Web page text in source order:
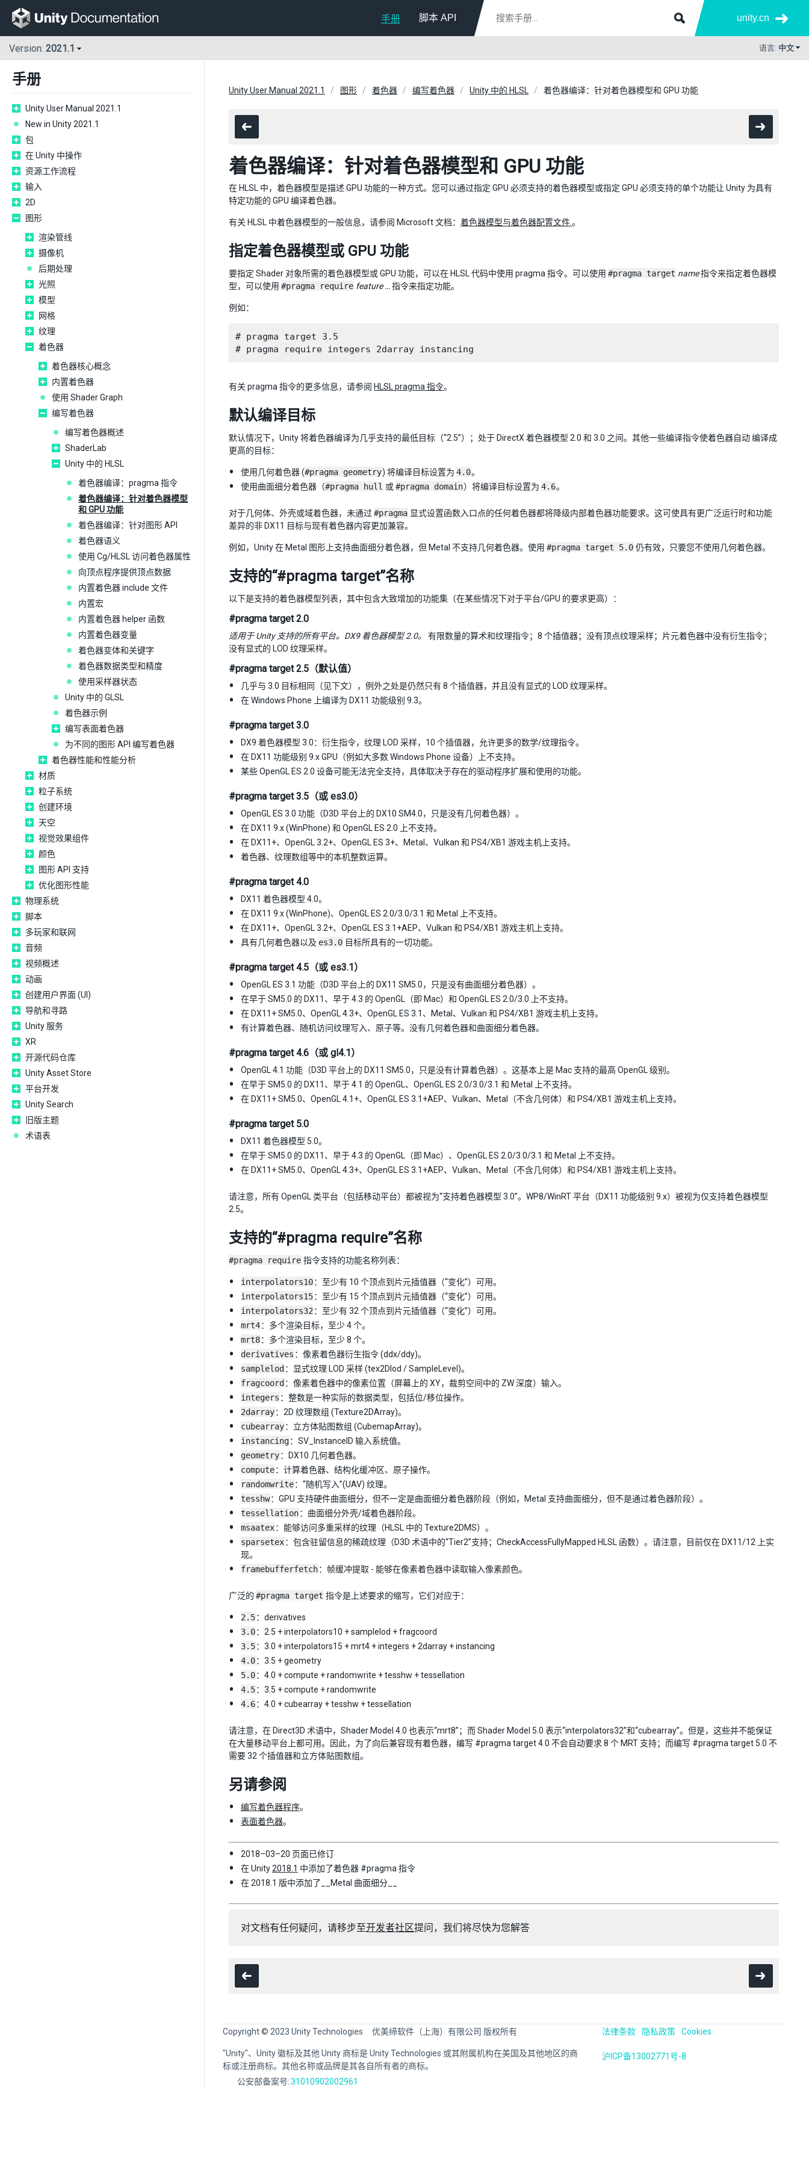
手册 脚本 API unity.cn
Version: 2021.1 语言: 中文
手册
Unity User Manual 2021.1
New in Unity 2021.1
包
在 Unity 中操作
资源工作流程
输入
2D
图形
渲染管线
摄像机
后期处理
光照
模型
网格
纹理
着色器
着色器核心概念
内置着色器
使用 Shader Graph
编写着色器
编写着色器概述
ShaderLab
Unity 中的 HLSL
着色器编译：pragma 指令
着色器编译：针对着色器模型
和 GPU 功能
着色器编译：针对图形 API
着色器语义
使用 Cg/HLSL 访问着色器属性
向顶点程序提供顶点数据
内置着色器 include 文件
内置宏
内置着色器 helper 函数
内置着色器变量
着色器变体和关键字
着色器数据类型和精度
使用采样器状态
Unity 中的 GLSL
着色器示例
编写表面着色器
为不同的图形 API 编写着色器
着色器性能和性能分析
材质
粒子系统
创建环境
天空
视觉效果组件
颜色
图形 API 支持
优化图形性能
物理系统
脚本
多玩家和联网
音频
视频概述
动画
创建用户界面 (UI)
导航和寻路
Unity 服务
XR
开源代码仓库
Unity Asset Store
平台开发
Unity Search
旧版主题
术语表
Unity User Manual 2021.1 图形 着色器 编写着色器 Unity 中的 HLSL 着色器编译：针对着色器模型和 GPU 功能
着色器编译：针对着色器模型和 GPU 功能
在 HLSL 中，着色器模型是描述 GPU 功能的一种方式。您可以通过指定 GPU 必须支持的着色器模型或指定 GPU 必须支持的单个功能让 Unity 为具有
特定功能的 GPU 编译着色器。
有关 HLSL 中着色器模型的一般信息，请参阅 Microsoft 文档： 着色器模型与着色器配置文件。
指定着色器模型或 GPU 功能
要指定 Shader 对象所需的着色器模型或 GPU 功能，可以在 HLSL 代码中使用 pragma 指令。可以使用 #pragma target name指令来指定着色器模
型，可以使用 #pragma require feature …指令来指定功能。
例如：
# pragma target 3.5
有关 pragma 指令的更多信息，请参阅 HLSL pragma 指令。
默认编译目标
默认情况下，Unity 将着色器编译为几乎支持的最低目标（“2.5”）；处于 DirectX 着色器模型 2.0 和 3.0 之间。其他一些编译指令使着色器自动 编译成
更高的目标：
使用几何着色器 (#pragma geometry) 将编译目标设置为 4.0。
使用曲面细分着色器（#pragma hull 或#pragma domain）将编译目标设置为 4.6。
对于几何体、外壳或域着色器，未通过 #pragma 显式设置函数入口点的任何着色器都将降级内部着色器功能要求。这可使具有更广泛运行时和功能
差异的非 DX11 目标与现有着色器内容更加兼容。
例如，Unity 在 Metal 图形上支持曲面细分着色器，但 Metal 不支持几何着色器。使用 #pragma target 5.0 仍有效，只要您不使用几何着色器。
支持的“#pragma target”名称
以下是支持的着色器模型列表，其中包含大致增加的功能集（在某些情况下对于平台/GPU 的要求更高）：
#pragma target 2.0
适用于 Unity 支持的所有平台。DX9 着色器模型 2.0。 有限数量的算术和纹理指令；8 个插值器；没有顶点纹理采样；片元着色器中没有衍生指令；
没有显式的 LOD 纹理采样。
#pragma target 2.5（默认值）
几乎与 3.0 目标相同（见下文），例外之处是仍然只有 8 个插值器，并且没有显式的 LOD 纹理采样。
在 Windows Phone 上编译为 DX11 功能级别 9.3。
#pragma target 3.0
DX9 着色器模型 3.0：衍生指令，纹理 LOD 采样，10 个插值器，允许更多的数学/纹理指令。
在 DX11 功能级别 9.x GPU（例如大多数 Windows Phone 设备）上不支持。
某些 OpenGL ES 2.0 设备可能无法完全支持，具体取决于存在的驱动程序扩展和使用的功能。
#pragma target 3.5（或 es3.0）
OpenGL ES 3.0 功能（D3D 平台上的 DX10 SM4.0，只是没有几何着色器）。
在 DX11 9.x (WinPhone) 和 OpenGL ES 2.0 上不支持。
在 DX11+、OpenGL 3.2+、OpenGL ES 3+、Metal、Vulkan 和 PS4/XB1 游戏主机上支持。
着色器、纹理数组等中的本机整数运算。
#pragma target 4.0
DX11 着色器模型 4.0。
在 DX11 9.x (WinPhone)、OpenGL ES 2.0/3.0/3.1 和 Metal 上不支持。
在 DX11+、OpenGL 3.2+、OpenGL ES 3.1+AEP、Vulkan 和 PS4/XB1 游戏主机上支持。
具有几何着色器以及 es3.0 目标所具有的一切功能。
#pragma target 4.5（或 es3.1）
OpenGL ES 3.1 功能（D3D 平台上的 DX11 SM5.0，只是没有曲面细分着色器）。
在早于 SM5.0 的 DX11、早于 4.3 的 OpenGL（即 Mac）和 OpenGL ES 2.0/3.0 上不支持。
在 DX11+ SM5.0、OpenGL 4.3+、OpenGL ES 3.1、Metal、Vulkan 和 PS4/XB1 游戏主机上支持。
有计算着色器、随机访问纹理写入、原子等。没有几何着色器和曲面细分着色器。
#pragma target 4.6（或 gl4.1）
OpenGL 4.1 功能（D3D 平台上的 DX11 SM5.0，只是没有计算着色器）。这基本上是 Mac 支持的最高 OpenGL 级别。
在早于 SM5.0 的 DX11、早于 4.1 的 OpenGL、OpenGL ES 2.0/3.0/3.1 和 Metal 上不支持。
在 DX11+ SM5.0、OpenGL 4.1+、OpenGL ES 3.1+AEP、Vulkan、Metal（不含几何体）和 PS4/XB1 游戏主机上支持。
#pragma target 5.0
DX11 着色器模型 5.0。
在早于 SM5.0 的 DX11、早于 4.3 的 OpenGL（即 Mac）、OpenGL ES 2.0/3.0/3.1 和 Metal 上不支持。
在 DX11+ SM5.0、OpenGL 4.3+、OpenGL ES 3.1+AEP、Vulkan、Metal（不含几何体）和 PS4/XB1 游戏主机上支持。
请注意，所有 OpenGL 类平台（包括移动平台）都被视为“支持着色器模型 3.0”。WP8/WinRT 平台（DX11 功能级别 9.x）被视为仅支持着色器模型
2.5。
支持的“#pragma require”名称
#pragma require 指令支持的功能名称列表：
interpolators10：至少有 10 个顶点到片元插值器（“变化”）可用。
interpolators15：至少有 15 个顶点到片元插值器（“变化”）可用。
interpolators32 ：至少有 32 个顶点到片元插值器（“变化”）可用。
mrt4：多个渲染目标，至少 4 个。
mrt8：多个渲染目标，至少 8 个。
derivatives ：像素着色器衍生指令 (ddx/ddy)。
samplelod ：显式纹理 LOD 采样 (tex2Dlod / SampleLevel)。
fragcoord ：像素着色器中的像素位置（屏幕上的 XY，裁剪空间中的 ZW 深度）输入。
integers ：整数是一种实际的数据类型，包括位/移位操作。
2darray：2D 纹理数组 (Texture2DArray)。
cubearray：立方体贴图数组 (CubemapArray)。
instancing：SV_InstanceID 输入系统值。
geometry：DX10 几何着色器。
compute：计算着色器、结构化缓冲区、原子操作。
randomwrite：“随机写入”(UAV) 纹理。
tesshw：GPU 支持硬件曲面细分，但不一定是曲面细分着色器阶段（例如，Metal 支持曲面细分，但不是通过着色器阶段）。
tessellation：曲面细分外壳/域着色器阶段。
msaatex：能够访问多重采样的纹理（HLSL 中的 Texture2DMS）。
sparsetex：包含驻留信息的稀疏纹理（D3D 术语中的“Tier2”支持；CheckAccessFullyMapped HLSL 函数）。请注意，目前仅在 DX11/12 上实
现。
framebufferfetch：帧缓冲提取 - 能够在像素着色器中读取输入像素颜色。
广泛的 #pragma target 指令是上述要求的缩写，它们对应于：
2.5：derivatives
3.0：2.5 + interpolators10 + samplelod + fragcoord
3.5：3.0 + interpolators15 + mrt4 + integers + 2darray + instancing
4.0：3.5 + geometry
5.0：4.0 + compute + randomwrite + tesshw + tessellation
4.5：3.5 + compute + randomwrite
4.6：4.0 + cubearray + tesshw + tessellation
请注意，在 Direct3D 术语中，Shader Model 4.0 也表示“mrt8”；而 Shader Model 5.0 表示“interpolators32”和“cubearray”。但是，这些并不能保证
在大量移动平台上都可用。因此，为了向后兼容现有着色器，编写 #pragma target 4.0 不会自动要求 8 个 MRT 支持；而编写 #pragma target 5.0 不
需要 32 个插值器和立方体贴图数组。
另请参阅
编写着色器程序。
表面着色器。
2018–03–20 页面已修订
在 Unity2018.1 中添加了着色器 #pragma 指令
在 2018.1 版中添加了__Metal 曲面细分__
对文档有任何疑问，请移步至开发者社区提问，我们将尽快为您解答
Copyright © 2023 Unity Technologies 优美缔软件（上海）有限公司 版权所有
"Unity"、Unity 徽标及其他 Unity 商标是 Unity Technologies 或其附属机构在美国及其他地区的商
标或注册商标。其他名称或品牌是其各自所有者的商标。
公安部备案号:31010902002961
法律条款 隐私政策 Cookies
沪ICP备13002771号-8